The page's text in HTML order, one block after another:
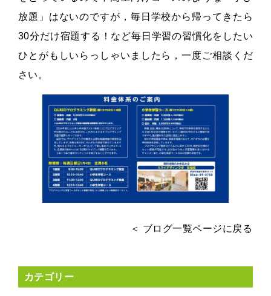
放題」はないのですが，毎日学校から帰ってきたら
30分だけ宿題する！など毎日学習の習慣化をしたい
ひとがもしいらっしゃいましたら，一度ご相談くだ
さい。
＜ ブログ一覧ページに戻る
カテゴリー